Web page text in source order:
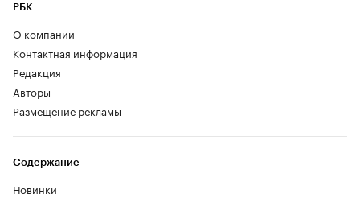
РБК
О компании
Контактная информация
Редакция
Авторы
Размещение рекламы
Содержание
Новинки